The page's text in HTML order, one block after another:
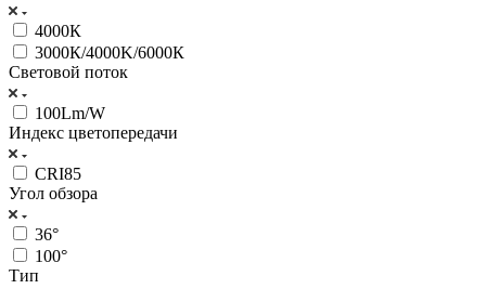
4000К
3000К/4000K/6000К
Световой поток
100Lm/W
Индекс цветопередачи
CRI85
Угол обзора
36°
100°
Тип